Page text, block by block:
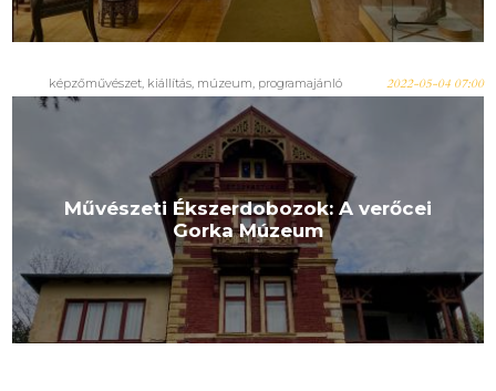
képzőművészet, kiállítás, múzeum, programajánló 2022-05-04 07:00
Művészeti Ékszerdobozok: A verőcei
Gorka Múzeum